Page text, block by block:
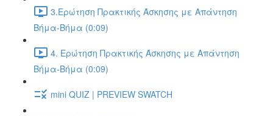
3.Ερώτηση Πρακτικής Άσκησης με Απάντηση
Βήμα-Βήμα (0:09)
4. Ερώτηση Πρακτικής Άσκησης με Απάντηση
Βήμα-Βήμα (0:09)
mini QUIZ | PREVIEW SWATCH